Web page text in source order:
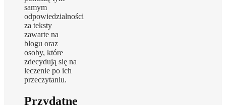
samym
odpowiedzialności
za teksty
zawarte na
blogu oraz
osoby, które
zdecydują się na
leczenie po ich
przeczytaniu.
Przydatne